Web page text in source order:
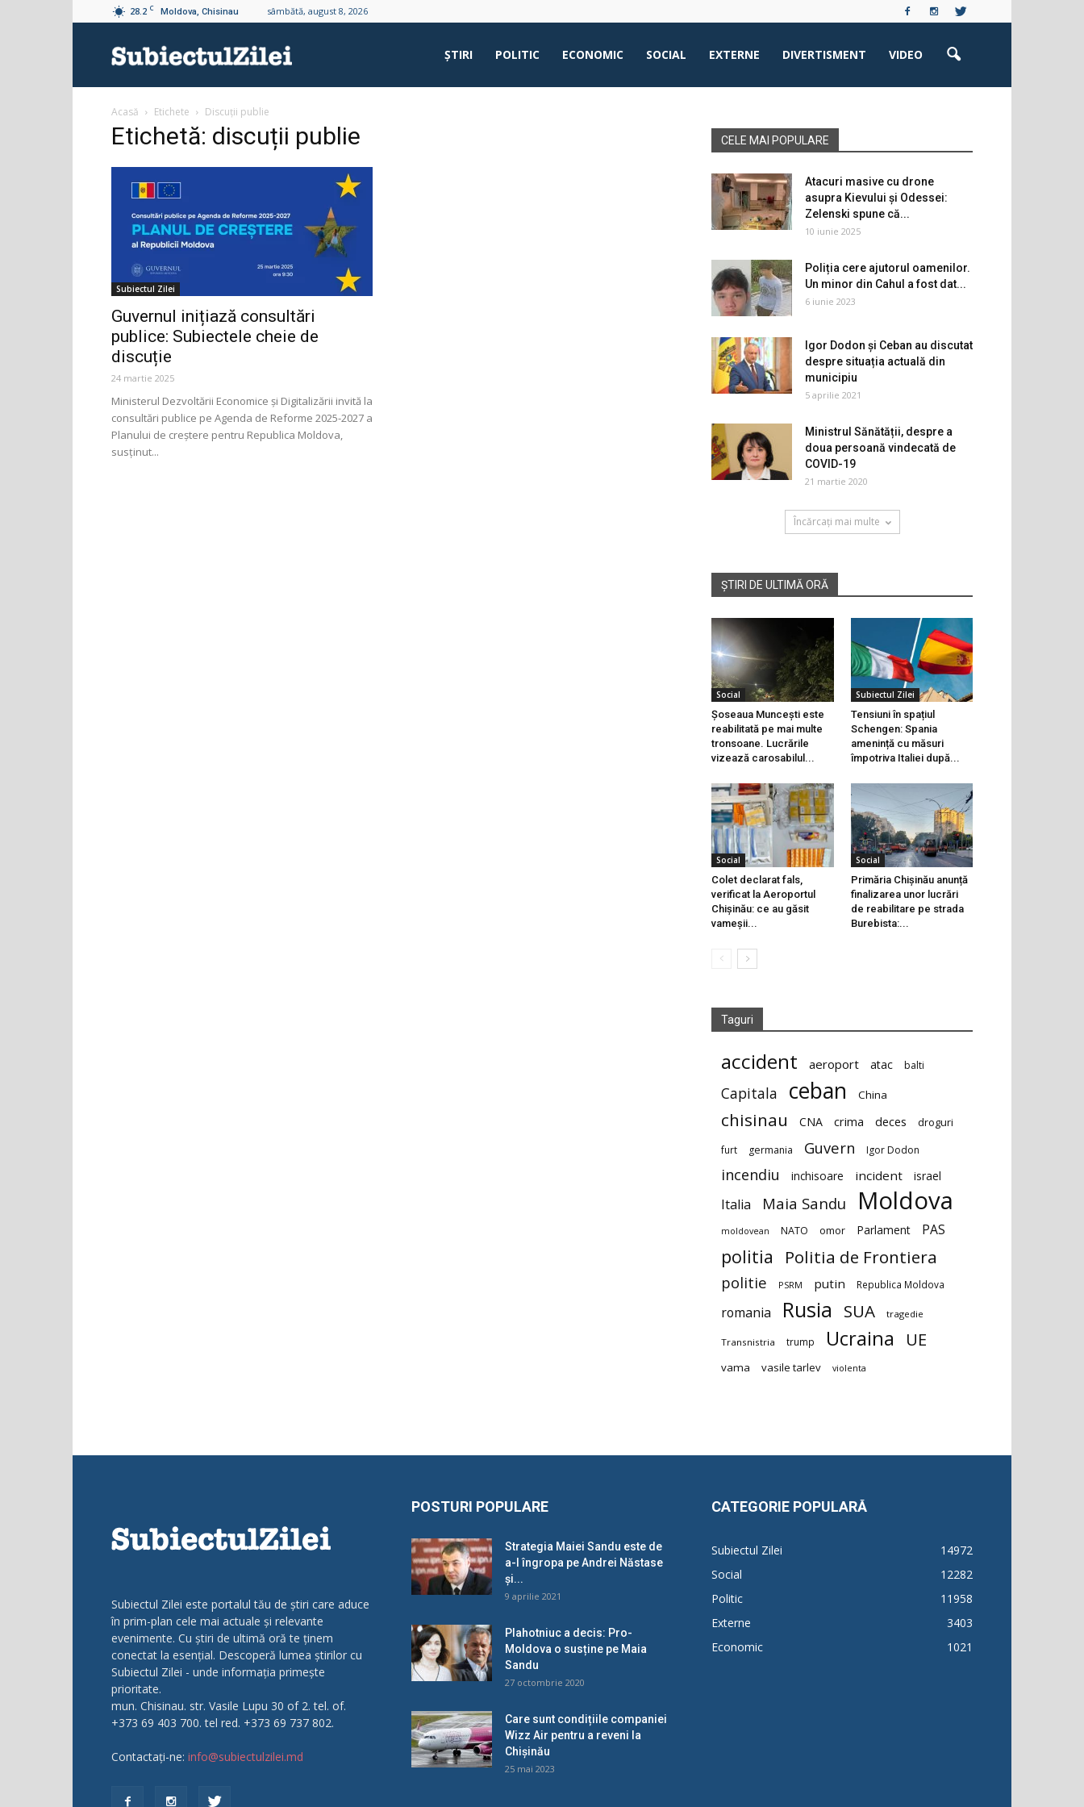
28.2 C Moldova, Chisinau sâmbătă, august 8, 2026
ŞTIRI POLITIC ECONOMIC SOCIAL EXTERNE DIVERTISMENT VIDEO
Acasă Etichete Discuții publie
Etichetă: discuții publie
Subiectul Zilei
Guvernul inițiază consultări
publice: Subiectele cheie de
discuție
24 martie 2025
Ministerul Dezvoltării Economice și Digitalizării invită la
consultări publice pe Agenda de Reforme 2025-2027 a
Planului de creștere pentru Republica Moldova,
susținut...
CELE MAI POPULARE
Atacuri masive cu drone
asupra Kievului și Odessei:
Zelenski spune că...
10 iunie 2025
Poliția cere ajutorul oamenilor.
Un minor din Cahul a fost dat...
6 iunie 2023
Igor Dodon și Ceban au discutat
despre situația actuală din
municipiu
5 aprilie 2021
Ministrul Sănătății, despre a
doua persoană vindecată de
COVID-19
21 martie 2020
Încărcați mai multe
ȘTIRI DE ULTIMĂ ORĂ
Social
Șoseaua Muncești este
reabilitată pe mai multe
tronsoane. Lucrările
vizează carosabilul...
Subiectul Zilei
Tensiuni în spațiul
Schengen: Spania
amenință cu măsuri
împotriva Italiei după...
Social
Colet declarat fals,
verificat la Aeroportul
Chișinău: ce au găsit
vameșii...
Social
Primăria Chișinău anunță
finalizarea unor lucrări
de reabilitare pe strada
Burebista:...
Taguri
accident aeroport atac balti
Capitala ceban China
chisinau CNA crima deces droguri
furt germania Guvern Igor Dodon
incendiu inchisoare incident israel
Italia Maia Sandu Moldova
moldovean NATO omor Parlament PAS
politia Politia de Frontiera
politie PSRM putin Republica Moldova
romania Rusia SUA tragedie
Transnistria trump Ucraina UE
vama vasile tarlev violenta
Subiectul Zilei este portalul tău de știri care aduce
în prim-plan cele mai actuale și relevante
evenimente. Cu știri de ultimă oră te ținem
conectat la esențial. Descoperă lumea știrilor cu
Subiectul Zilei - unde informația primește
prioritate.
mun. Chisinau. str. Vasile Lupu 30 of 2. tel. of.
+373 69 403 700. tel red. +373 69 737 802.
Contactați-ne: info@subiectulzilei.md
POSTURI POPULARE
Strategia Maiei Sandu este de
a-l îngropa pe Andrei Năstase
și...
9 aprilie 2021
Plahotniuc a decis: Pro-
Moldova o susține pe Maia
Sandu
27 octombrie 2020
Care sunt condițiile companiei
Wizz Air pentru a reveni la
Chișinău
25 mai 2023
CATEGORIE POPULARĂ
Subiectul Zilei
14972
Social
12282
Politic
11958
Externe
3403
Economic
1021